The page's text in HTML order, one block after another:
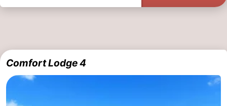
Comfort Lodge 4